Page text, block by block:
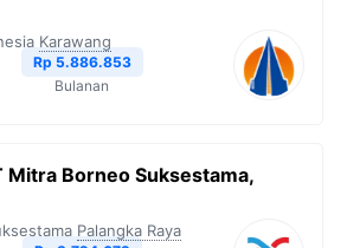
Karawang
Rp 5.886.853
Bulanan
Mitra Borneo Suksestama,
Palangka Raya